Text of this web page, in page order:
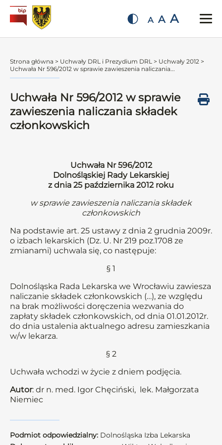
A A A
Strona główna > Uchwały DRL i Prezydium DRL > Uchwały 2012 >
Uchwała Nr 596/2012 w sprawie zawieszenia naliczania...
Uchwała Nr 596/2012 w sprawie
zawieszenia naliczania składek
członkowskich
Uchwała Nr 596/2012
Dolnośląskiej Rady Lekarskiej
z dnia 25 października 2012 roku
w sprawie zawieszenia naliczania składek
członkowskich
Na podstawie art. 25 ustawy z dnia 2 grudnia 2009r.
o izbach lekarskich (Dz. U. Nr 219 poz.1708 ze
zmianami) uchwala się, co następuje:
§ 1
Dolnośląska Rada Lekarska we Wrocławiu zawiesza
naliczanie składek członkowskich (…), ze względu
na brak możliwości doręczenia wezwania do
zapłaty składek członkowskich, od dnia 01.01.2012r.
do dnia ustalenia aktualnego adresu zamieszkania
w/w lekarza.
§ 2
Uchwała wchodzi w życie z dniem podjęcia.
Autor: dr n. med. Igor Chęciński, lek. Małgorzata
Niemiec
Podmiot odpowiedzialny: Dolnośląska Izba Lekarska